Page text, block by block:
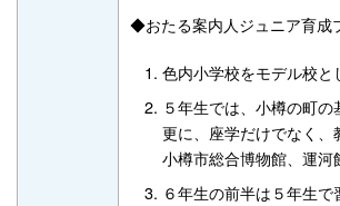
◆おたる案内人ジュニア育
色内小学校をモデル校
５年生では、小樽の町
更に、座学だけでなく
小樽市総合博物館、運
６年生の前半は５年生